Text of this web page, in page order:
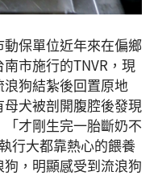
保單位近年來在偏鄉
市施行的TNVR，現
狗結紮後回置原地
犬被剖開腹腔後發現
「才剛生完一胎斷奶不
行大都靠熱心的餵養
，明顯感受到流浪狗